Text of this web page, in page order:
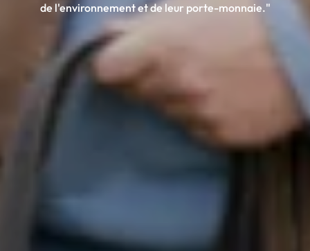
de l'environnement et de leur porte-monnaie."